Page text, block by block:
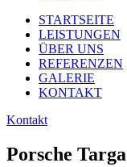
STARTSEITE
LEISTUNGEN
ÜBER UNS
REFERENZEN
GALERIE
KONTAKT
Kontakt
Porsche